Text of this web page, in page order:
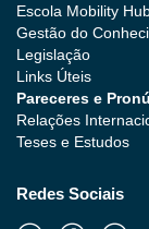
Escola Mobility
Gestão do
Legislação
Links Úteis
Pareceres e
Relações
Teses e Estudos
Redes Sociais